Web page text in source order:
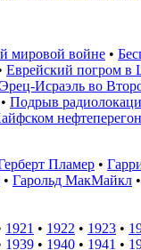
мировой войне •
Еврейский погром в
Исраэль во
• Подрыв
Пламер •
• Гарольд МакМайкл
1921 • 1922 • 1923 •
1939 • 1940 • 1941 •